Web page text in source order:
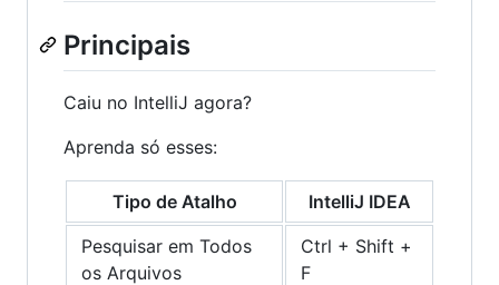
Principais
Caiu no IntelliJ agora?
Aprenda só esses:
Tipo de Atalho
IntelliJ IDEA
Pesquisar em Todos
os Arquivos
Ctrl + Shift +
F